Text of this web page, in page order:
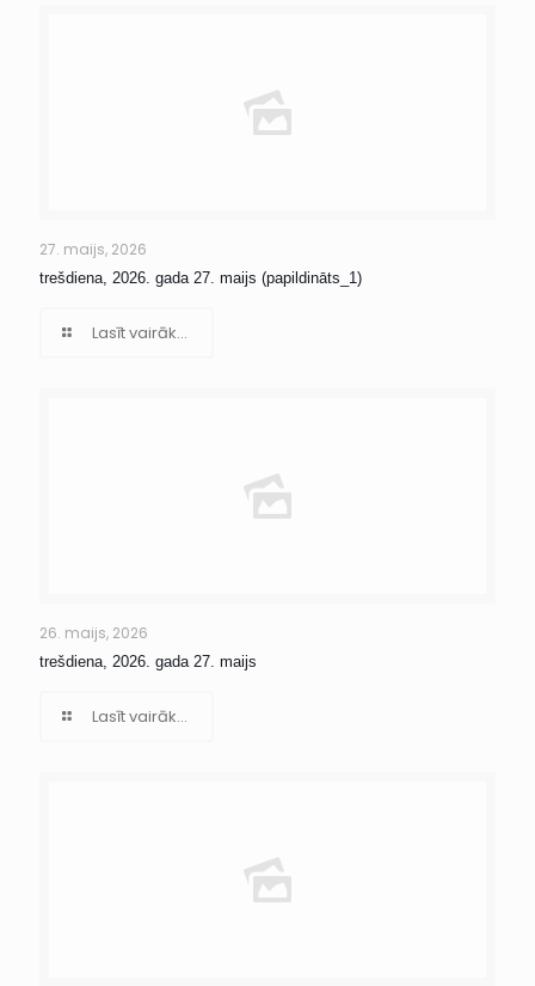
27. maijs, 2026
trešdiena, 2026. gada 27. maijs (papildināts_1)
Lasīt vairāk...
26. maijs, 2026
trešdiena, 2026. gada 27. maijs
Lasīt vairāk...